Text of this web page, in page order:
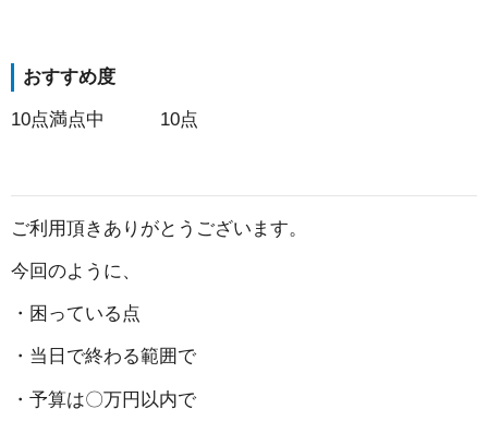
おすすめ度
10点満点中 10点
ご利用頂きありがとうございます。
今回のように、
・困っている点
・当日で終わる範囲で
・予算は〇万円以内で